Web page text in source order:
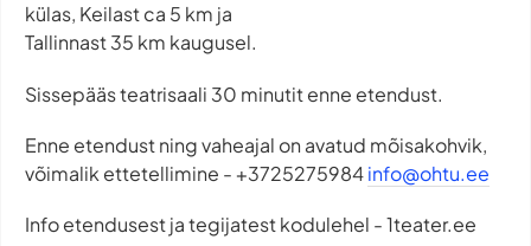
külas, Keilast ca 5 km ja
Tallinnast 35 km kaugusel.
Sissepääs teatrisaali 30 minutit enne etendust.
Enne etendust ning vaheajal on avatud mõisakohvik,
võimalik ettetellimine - +3725275984info@ohtu.ee
Info etendusest ja tegijatest kodulehel - 1teater.ee